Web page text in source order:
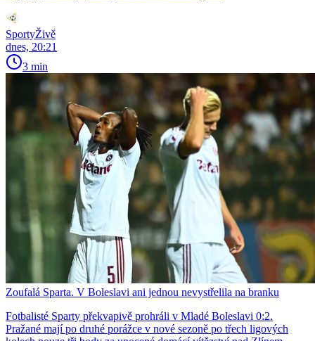
SportyŽivě
dnes, 20:21
3 min
Zoufalá Sparta. V Boleslavi ani jednou nevystřelila na branku
Fotbalisté Sparty překvapivě prohráli v Mladé Boleslavi 0:2.
Pražané mají po druhé porážce v nové sezoně po třech ligových